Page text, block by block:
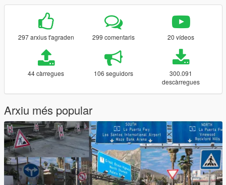
297 arxius t'agraden 299 comentaris 20 vídeos
44 càrregues 106 seguidors
300.091
descàrregues
Arxiu més popular